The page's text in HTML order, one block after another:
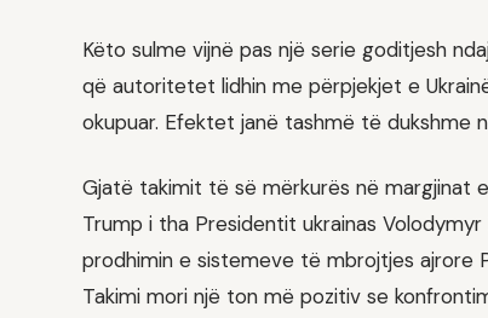
Këto sulme vijnë pas një serie goditjesh
që autoritetet lidhin me përpjekjet e
okupuar. Efektet janë tashmë të dukshme
Gjatë takimit të së mërkurës në margjinat
Trump i tha Presidentit ukrainas
prodhimin e sistemeve të mbrojtjes ajrore
Takimi mori një ton më pozitiv se